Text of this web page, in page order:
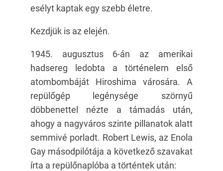
esélyt kaptak egy szebb életre.
Kezdjük is az elején.
1945. augusztus 6-án az amerikai
hadsereg ledobta a történelem első
atombombáját Hiroshima városára. A
repülőgép legénysége szörnyű
döbbenettel nézte a támadás után,
ahogy a nagyváros szinte pillanatok alatt
semmivé porladt. Robert Lewis, az Enola
Gay másodpilótája a következő szavakat
írta a repülőnaplóba a történtek után: